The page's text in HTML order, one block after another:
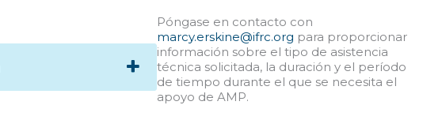
Póngase en contacto con
marcy.erskine@ifrc.org para proporcionar
información sobre el tipo de asistencia
técnica solicitada, la duración y el período
de tiempo durante el que se necesita el
apoyo de AMP.